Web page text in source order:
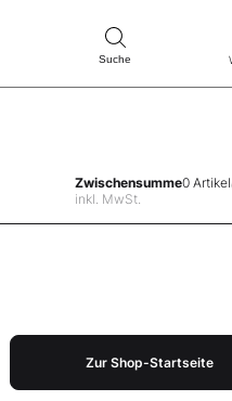
Suche
Zwischensumme
inkl. MwSt.
0 Artikel
Zur Shop-Startseite